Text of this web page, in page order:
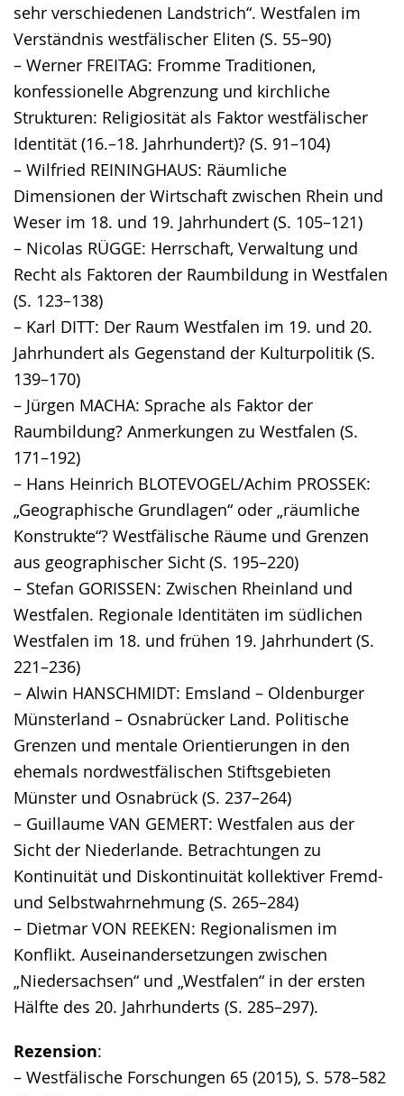
sehr verschiedenen Landstrich“. Westfalen im
Verständnis westfälischer Eliten (S. 55–90)
– Werner FREITAG: Fromme Traditionen,
konfessionelle Abgrenzung und kirchliche
Strukturen: Religiosität als Faktor westfälischer
Identität (16.–18. Jahrhundert)? (S. 91–104)
– Wilfried REININGHAUS: Räumliche
Dimensionen der Wirtschaft zwischen Rhein und
Weser im 18. und 19. Jahrhundert (S. 105–121)
– Nicolas RÜGGE: Herrschaft, Verwaltung und
Recht als Faktoren der Raumbildung in Westfalen
(S. 123–138)
– Karl DITT: Der Raum Westfalen im 19. und 20.
Jahrhundert als Gegenstand der Kulturpolitik (S.
139–170)
– Jürgen MACHA: Sprache als Faktor der
Raumbildung? Anmerkungen zu Westfalen (S.
171–192)
– Hans Heinrich BLOTEVOGEL/Achim PROSSEK:
„Geographische Grundlagen“ oder „räumliche
Konstrukte“? Westfälische Räume und Grenzen
aus geographischer Sicht (S. 195–220)
– Stefan GORISSEN: Zwischen Rheinland und
Westfalen. Regionale Identitäten im südlichen
Westfalen im 18. und frühen 19. Jahrhundert (S.
221–236)
– Alwin HANSCHMIDT: Emsland – Oldenburger
Münsterland – Osnabrücker Land. Politische
Grenzen und mentale Orientierungen in den
ehemals nordwestfälischen Stiftsgebieten
Münster und Osnabrück (S. 237–264)
– Guillaume VAN GEMERT: Westfalen aus der
Sicht der Niederlande. Betrachtungen zu
Kontinuität und Diskontinuität kollektiver Fremd-
und Selbstwahrnehmung (S. 265–284)
– Dietmar VON REEKEN: Regionalismen im
Konflikt. Auseinandersetzungen zwischen
„Niedersachsen“ und „Westfalen“ in der ersten
Hälfte des 20. Jahrhunderts (S. 285–297).
Rezension:
– Westfälische Forschungen 65 (2015), S. 578–582